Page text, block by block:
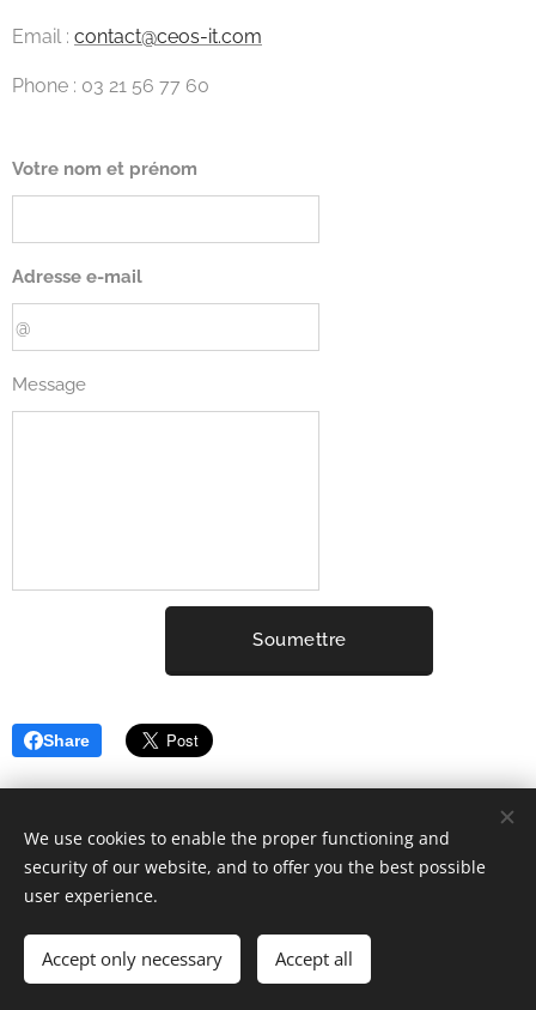
Email : contact@ceos-it.com
Phone : 03 21 56 77 60
Votre nom et prénom
Adresse e-mail
Message
Soumettre
Share
2001-2025 ELYSIUM3 (c) Tous droits réservés.
Mentions Légales Cookies
We use cookies to enable the proper functioning and
security of our website, and to offer you the best possible
user experience.
Accept only necessary Accept all